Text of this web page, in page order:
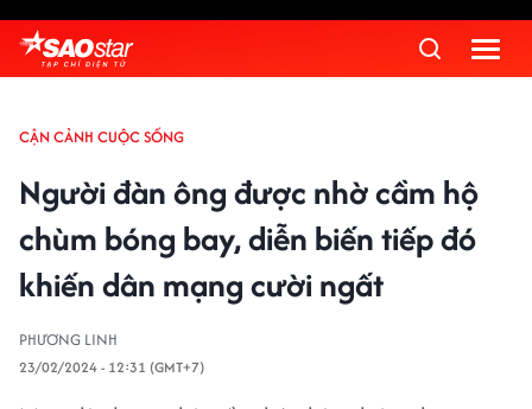
CẬN CẢNH CUỘC SỐNG
Người đàn ông được nhờ cầm hộ
chùm bóng bay, diễn biến tiếp đó
khiến dân mạng cười ngất
PHƯƠNG LINH
23/02/2024 - 12:31 (GMT+7)